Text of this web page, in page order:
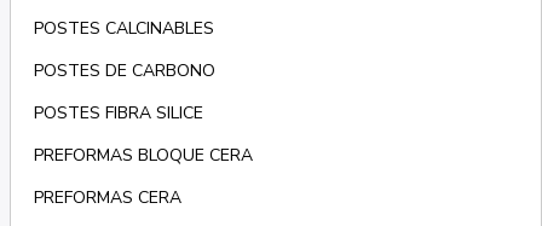
POSTES CALCINABLES
POSTES DE CARBONO
POSTES FIBRA SILICE
PREFORMAS BLOQUE CERA
PREFORMAS CERA